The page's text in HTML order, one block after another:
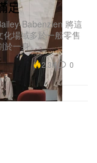
足
Babenzien 將這
場域多於一般零售
於一身。
2.3K 0